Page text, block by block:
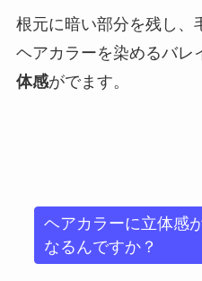
根元に暗い部分を残し、
ヘアカラーを染めるバレ
体感がでます。
ヘアカラーに立体感
なるんですか？